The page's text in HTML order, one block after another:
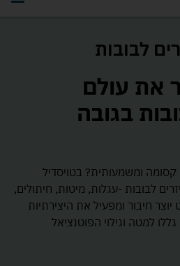
לבובות
את עולם
בגובה
קסומה ומשמעותית? בטויסדיל
לבובות -עגלות, מיטות, חיתולים,
חיבור ומפעיל את היצירתיות
למטה וגילוי הפוטנציאל